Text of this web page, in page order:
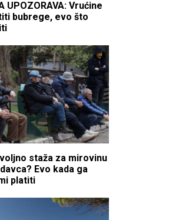
UPOZORAVA: Vrućine
bubrege, evo što
staža za mirovinu
Evo kada ga
platiti